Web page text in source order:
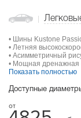
• Шины Kustone
• Летняя
• Асимметричный
• Мощная дренажная
Показать полностью
Доступные